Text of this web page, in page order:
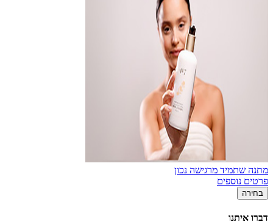
מתנה שתמיד מרגישה נכון
פרטים נוספים
בחירה
דברו איתנו